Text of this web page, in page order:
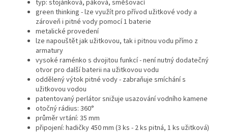
typ: stojánková, páková, směšovací
green thinking - lze využít pro přívod užitkové vody a
zároveň i pitné vody pomocí 1 baterie
metalické provedení
lze napouštět jak užitkovou, tak i pitnou vodu přímo z
armatury
vysoké raménko s dvojitou funkcí - není nutný dodatečný
otvor pro další baterii na užitkovou vodu
oddělený výtok pitné vody - zabraňuje smíchání s
užitkovou vodou
patentovaný perlátor snižuje usazování vodního kamene
otočný rádius: 360°
průměr vrtání: 35 mm
připojení: hadičky 450 mm (3 ks - 2 ks pitná, 1 ks užitková)